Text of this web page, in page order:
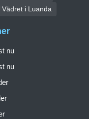
i Luanda
nu
nu